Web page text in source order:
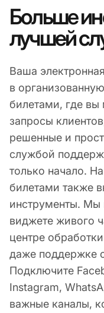
Больше
лучшей
Ваша
в
билетами, где
запросы
решенные и
службой
только начало.
билетами также
инструменты.
виджете живого
центре
даже поддержке
Подключите
Instagram,
важные каналы,